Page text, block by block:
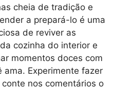
cheia de tradição e
a prepará-lo é uma
de reviver as
cozinha do interior e
momentos doces com
ama. Experimente fazer
nos comentários o